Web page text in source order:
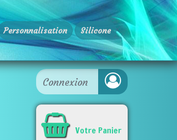
Personnalisation Silicone
Votre Panier